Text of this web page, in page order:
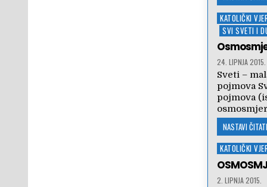
Posted
in
KATOLIČKI
SVI SVETI I
24. LIPNJA 2015.
Sveti –
pojmova
pojmova
NASTAVI
Posted
in
KATOLIČKI
2. LIPNJA 2015.